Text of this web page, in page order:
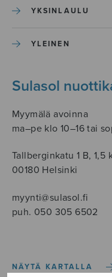
YKSINLAULU
YLEINEN
Sulasol
Myymälä avoinna
ma–pe klo 10–16 tai
Tallberginkatu 1 B, 1,5
00180 Helsinki
myynti@sulasol.fi
puh. 050 305 6502
NÄYTÄ KARTALLA